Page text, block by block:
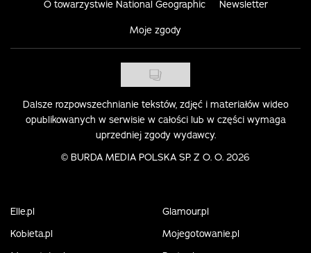
O towarzystwie National Geographic Newsletter
Moje zgody
Dalsze rozpowszechnianie tekstów, zdjęć i materiałów wideo
opublikowanych w serwisie w całości lub w części wymaga
uprzedniej zgody wydawcy.
© BURDA MEDIA POLSKA SP. Z O. O. 2026
Elle.pl
Glamour.pl
Kobieta.pl
Mojegotowanie.pl